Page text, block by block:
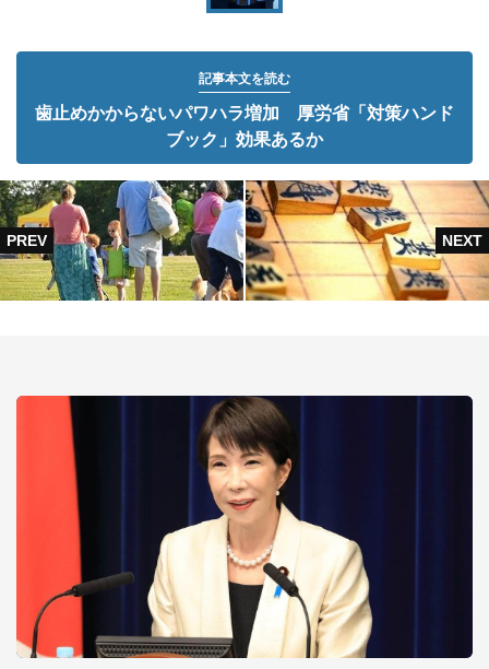
記事本文を読む
歯止めかからないパワハラ増加 厚労省「対策ハンド
ブック」効果あるか